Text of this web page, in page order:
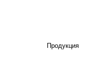
Продукция